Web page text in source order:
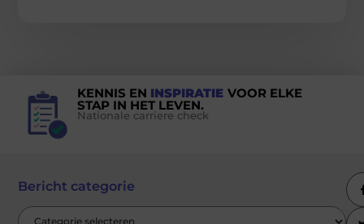
KENNIS EN INSPIRATIE VOOR ELKE
STAP IN HET LEVEN.
Nationale carriere check
Bericht categorie